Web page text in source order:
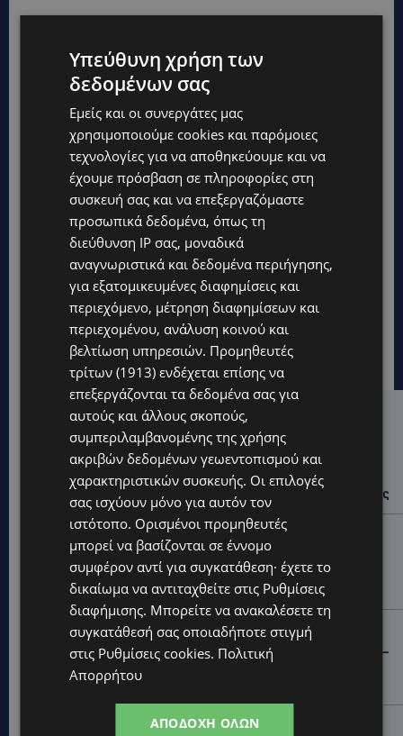
Hot this week
UPDATES
ΙΣΑΑΚ-ΣΟΛΩΜΟΥ: Κλείνουν συμβολικά οδοφράγματα
την Παρασκευή – Πού και τι ώρα θα γίνουν οι δράσεις
UPDATES
ΣΥΛΛΗΨΕΙΣ: 161 οδηγοί με υπερβολική ταχύτητα σε
μία νύχτα – Η παράβαση που κυριάρχησε στους
ελέγχους
STORIES
ΓΕΝΕΘΛΙΟΣ ΗΜΕΡΑ: Η ηλικία είναι μόνο ένας αριθμός –
Οι άνθρωποι και οι στιγμές είναι η πραγματική μας
ιστορία
Υπεύθυνη χρήση των
δεδομένων σας
Εμείς και οι συνεργάτες μας
χρησιμοποιούμε cookies και παρόμοιες
τεχνολογίες για να αποθηκεύουμε και να
έχουμε πρόσβαση σε πληροφορίες στη
συσκευή σας και να επεξεργαζόμαστε
προσωπικά δεδομένα, όπως τη
διεύθυνση IP σας, μοναδικά
αναγνωριστικά και δεδομένα περιήγησης,
για εξατομικευμένες διαφημίσεις και
περιεχόμενο, μέτρηση διαφημίσεων και
περιεχομένου, ανάλυση κοινού και
βελτίωση υπηρεσιών. Προμηθευτές
τρίτων (1913) ενδέχεται επίσης να
επεξεργάζονται τα δεδομένα σας για
αυτούς και άλλους σκοπούς,
συμπεριλαμβανομένης της χρήσης
ακριβών δεδομένων γεωεντοπισμού και
χαρακτηριστικών συσκευής. Οι επιλογές
σας ισχύουν μόνο για αυτόν τον
ιστότοπο. Ορισμένοι προμηθευτές
μπορεί να βασίζονται σε έννομο
συμφέρον αντί για συγκατάθεση· έχετε το
δικαίωμα να αντιταχθείτε στις Ρυθμίσεις
διαφήμισης. Μπορείτε να ανακαλέσετε τη
συγκατάθεσή σας οποιαδήποτε στιγμή
στις Ρυθμίσεις cookies. Πολιτική
Απορρήτου
ΑΠΟΔΟΧΉ ΌΛΩΝ